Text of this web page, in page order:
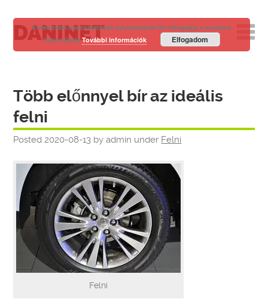
DANINET
Több előnnyel bír az ideális
felni
Posted2020-08-13 byadmin under Felni
Felni
A weboldal használatának folytatásával Ön elfogadja a cookie-k
használatátTovábbi információk Elfogadom